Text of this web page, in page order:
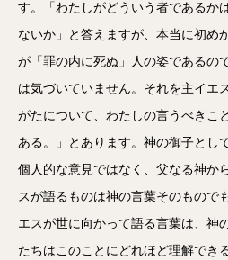
す。「わたしがどういう者であるか
ないか」と答えますが、本当に初め
が「罪の内に死ぬ」人の姿であるの
は気づいていません。それを主イエ
がたについて、わたしの言うべきこ
ある。」とあります。神の御子とし
個人的な意見ではなく、父なる神か
スが語るものは神の言葉そのもので
エスが世に向かって語る言葉は、神
たちはこのことにどれほど理解でき